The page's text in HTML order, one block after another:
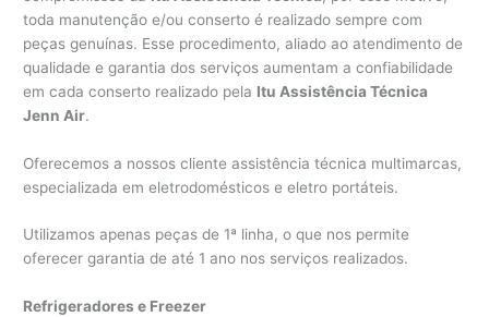
toda manutenção e/ou conserto é realizado sempre com
peças genuínas. Esse procedimento, aliado ao atendimento de
qualidade e garantia dos serviços aumentam a confiabilidade
em cada conserto realizado pela Itu Assistência Técnica
Jenn Air.
Oferecemos a nossos cliente assistência técnica multimarcas,
especializada em eletrodomésticos e eletro portáteis.
Utilizamos apenas peças de 1ª linha, o que nos permite
oferecer garantia de até 1 ano nos serviços realizados.
Refrigeradores e Freezer